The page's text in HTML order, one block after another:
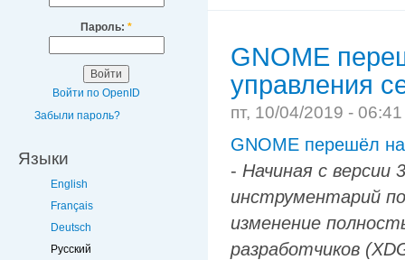
Пароль: *
Войти по OpenID
Забыли пароль?
Языки
English
Français
Deutsch
Русский
GNOME
управления
пт, 10/04/2019 -
GNOME перешёл
- Начиная с версии
инструментарий
изменение
разработчиков